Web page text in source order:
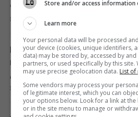
У США вчені виявили рибу,
понад 400 років: що про неї
09:30 субота, 08 серпня 2026
"Цій людині не місце тут":
засудив рішення МОК щодо
Олімпіаді
09:27 субота, 08 серпня 2026
супермаркетах
8 серпня 2026, 11:11
Перша зміна після
вбила на станції під Києвом
дівчинки
8 серпня 2026, 10:39
Store and/or access information
Learn more
Your personal data will be processed
your device (cookies, unique identifiers,
data) may be stored by, accessed by
partners, or used specifically by this
may use precise geolocation data. List of
Some vendors may process your
of legitimate interest, which you can
your options below. Look for a link at
or in the site menu to manage or